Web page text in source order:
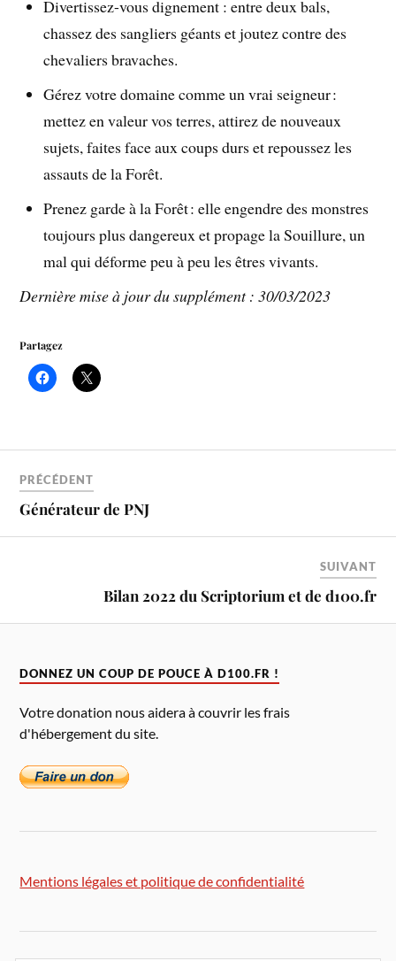
Divertissez-vous dignement : entre deux bals,
chassez des sangliers géants et joutez contre des
chevaliers bravaches.
Gérez votre domaine comme un vrai seigneur :
mettez en valeur vos terres, attirez de nouveaux
sujets, faites face aux coups durs et repoussez les
assauts de la Forêt.
Prenez garde à la Forêt : elle engendre des monstres
toujours plus dangereux et propage la Souillure, un
mal qui déforme peu à peu les êtres vivants.
Dernière mise à jour du supplément : 30/03/2023
Partagez
PRÉCÉDENT
Générateur de PNJ
SUIVANT
Bilan 2022 du Scriptorium et de d100.fr
DONNEZ UN COUP DE POUCE À D100.FR !
Votre donation nous aidera à couvrir les frais
d'hébergement du site.
Mentions légales et politique de confidentialité